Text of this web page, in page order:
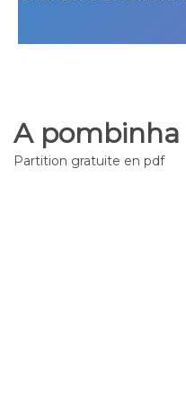
A pombinha
Partition gratuite en pdf